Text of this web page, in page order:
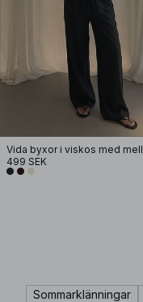
499 SEK
Sommarklänningar